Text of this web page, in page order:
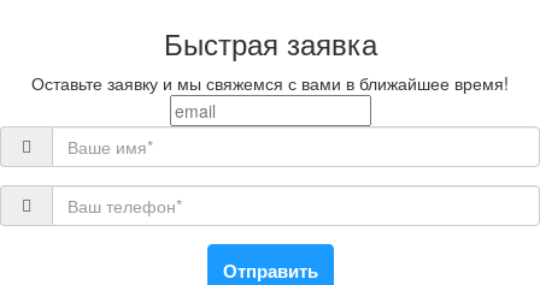
Быстрая заявка
Оставьте заявку и мы свяжемся с вами в ближайшее время!
Отправить